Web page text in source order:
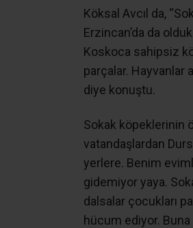
Köksal Avcıl da,
Erzincan’da da
Koskoca sahipsiz
parçalar. Hayvanlar
diye konuştu.
Sokak köpeklerinin
vatandaşlardan
yerlere. Benim
gidemiyor yaya.
dalsalar çocukları
hücum ediyor.